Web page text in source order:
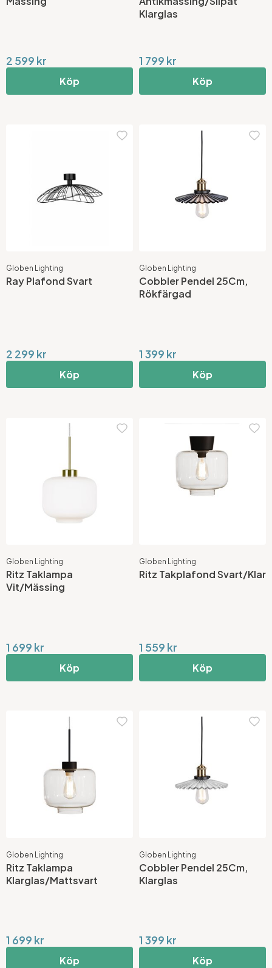
2 599 kr
Köp
Klarglas
1 799 kr
Köp
Globen Lighting
Ray Plafond Svart
2 299 kr
Köp
Globen Lighting
Cobbler Pendel 25Cm,
Rökfärgad
1 399 kr
Köp
Globen Lighting
Ritz Taklampa
Vit/Mässing
1 699 kr
Köp
Globen Lighting
Ritz Takplafond Svart/Klar
1 559 kr
Köp
Globen Lighting
Ritz Taklampa
Klarglas/Mattsvart
1 699 kr
Köp
Globen Lighting
Cobbler Pendel 25Cm,
Klarglas
1 399 kr
Köp